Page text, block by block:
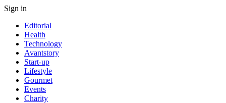
Sign in
Editorial
Health
Technology
Avantstory
Start-up
Lifestyle
Gourmet
Events
Charity